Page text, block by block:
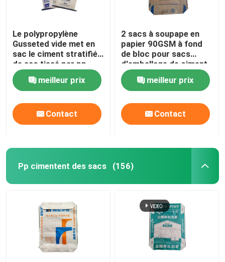
Le polypropylène
Gusseted vide met en
sac le ciment stratifié
de sac tissé par pp
meilleur prix
Contact
2 sacs à soupape en
papier 90GSM à fond
de bloc pour sacs
d'emballage de ciment
de 50 kg
meilleur prix
Contact
Pp cimentent des sacs (156)